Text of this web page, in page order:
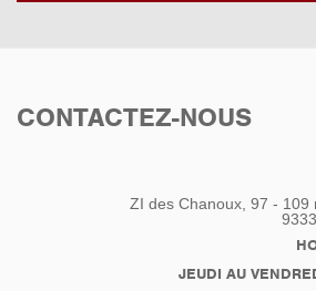
CONTACTEZ-NOUS
ZI des Chanoux, 97 - 109
JEUDI AU